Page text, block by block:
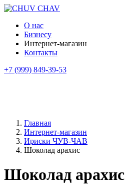
О нас
Бизнесу
Интернет-магазин
Контакты
+7 (999) 849-39-53
Главная
Интернет-магазин
Ириски ЧУВ-ЧАВ
Шоколад арахис
Шоколад арахис